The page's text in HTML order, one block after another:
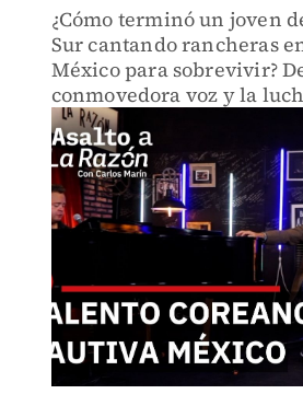
¿Cómo terminó un joven
Sur cantando rancheras
México para sobrevivir?
conmovedora voz y la
John Coreano, el 'Príncipe
que estremece las redes
impecable español.